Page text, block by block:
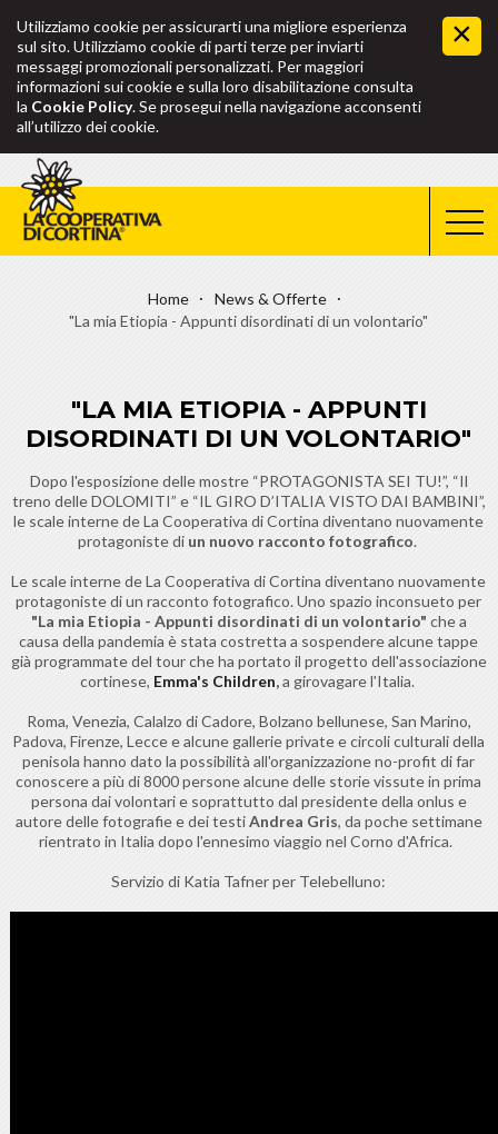
Utilizziamo cookie per assicurarti una migliore esperienza
sul sito. Utilizziamo cookie di parti terze per inviarti
messaggi promozionali personalizzati. Per maggiori
informazioni sui cookie e sulla loro disabilitazione consulta
la Cookie Policy. Se prosegui nella navigazione acconsenti
all’utilizzo dei cookie.
Home
News & Offerte
"La mia Etiopia - Appunti disordinati di un volontario"
"LA MIA ETIOPIA - APPUNTI
DISORDINATI DI UN VOLONTARIO"
Dopo l'esposizione delle mostre “PROTAGONISTA SEI TU!”, “Il
treno delle DOLOMITI” e “IL GIRO D’ITALIA VISTO DAI BAMBINI”,
le scale interne de La Cooperativa di Cortina diventano nuovamente
protagoniste di un nuovo racconto fotografico.
Le scale interne de La Cooperativa di Cortina diventano nuovamente
protagoniste di un racconto fotografico. Uno spazio inconsueto per
"La mia Etiopia - Appunti disordinati di un volontario" che a
causa della pandemia è stata costretta a sospendere alcune tappe
già programmate del tour che ha portato il progetto dell'associazione
cortinese, Emma's Children,a girovagare l'Italia.
Roma, Venezia, Calalzo di Cadore, Bolzano bellunese, San Marino,
Padova, Firenze, Lecce e alcune gallerie private e circoli culturali della
penisola hanno dato la possibilità all'organizzazione no-profit di far
conoscere a più di 8000 persone alcune delle storie vissute in prima
persona dai volontari e soprattutto dal presidente della onlus e
autore delle fotografie e dei testiAndrea Gris, da poche settimane
rientrato in Italia dopo l'ennesimo viaggio nel Corno d'Africa.
Servizio di Katia Tafner per Telebelluno: